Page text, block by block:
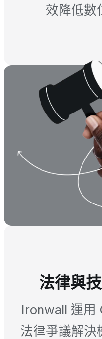
效降低數
法律與
Ironwall 運用
法律爭議解決